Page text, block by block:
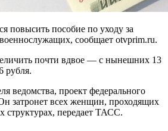
повысить пособие по уходу за
сообщает otvprim.ru.
почти вдвое — с нынешних 13
рубля.
ведомства, проект федерального
затронет всех женщин, проходящих
структурах, передает ТАСС.